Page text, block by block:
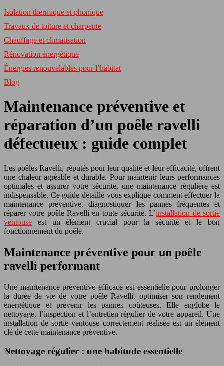
Isolation thermique et phonique
Travaux de toiture et charpente
Chauffage et climatisation
Rénovation énergétique
Énergies renouvelables pour l’habitat
Blog
Maintenance préventive et
réparation d’un poêle ravelli
défectueux : guide complet
Les poêles Ravelli, réputés pour leur qualité et leur efficacité, offrent
une chaleur agréable et durable. Pour maintenir leurs performances
optimales et assurer votre sécurité, une maintenance régulière est
indispensable. Ce guide détaillé vous explique comment effectuer la
maintenance préventive, diagnostiquer les pannes fréquentes et
réparer votre poêle Ravelli en toute sécurité. L’installation de sortie
ventouse est un élément crucial pour la sécurité et le bon
fonctionnement du poêle.
Maintenance préventive pour un poêle
ravelli performant
Une maintenance préventive efficace est essentielle pour prolonger
la durée de vie de votre poêle Ravelli, optimiser son rendement
énergétique et prévenir les pannes coûteuses. Elle englobe le
nettoyage, l’inspection et l’entretien régulier de votre appareil. Une
installation de sortie ventouse correctement réalisée est un élément
clé de cette maintenance préventive.
Nettoyage régulier : une habitude essentielle